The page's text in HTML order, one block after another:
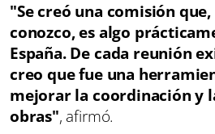
"Se creó una comisión
conozco, es algo
España. De cada reunión
creo que fue una
mejorar la coordinación y
obras", afirmó.